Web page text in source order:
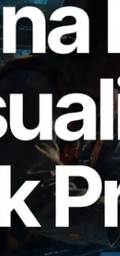
Block
de
validador